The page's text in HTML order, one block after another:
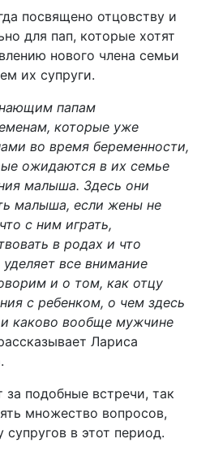
посвящено отцовству и
для пап, которые хотят
нового члена семьи
их супруги.
папам
которые уже
во время беременности,
ожидаются в их семье
малыша. Здесь они
малыша, если жены не
с ним играть,
в родах и что
уделяет все внимание
и о том, как отцу
с ребенком, о чем здесь
каково вообще мужчине
Лариса
подобные встречи, так
множество вопросов,
в этот период.